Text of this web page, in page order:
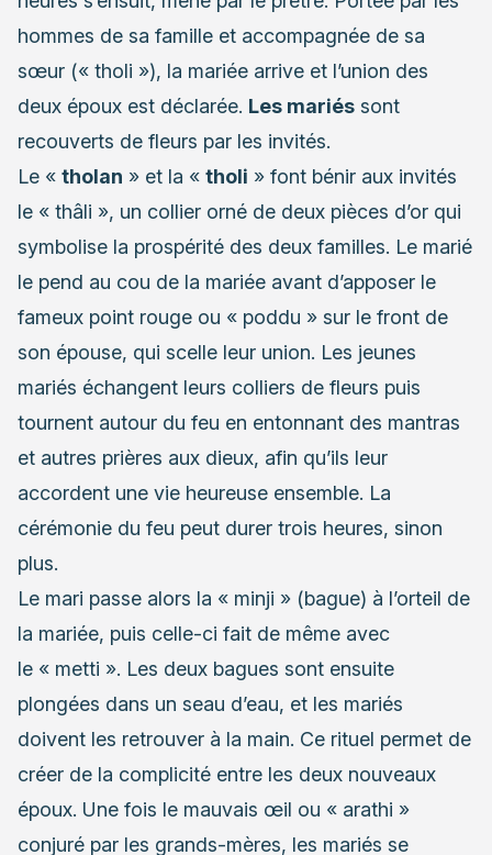
hommes de sa famille et accompagnée de sa
sœur (« tholi »), la mariée arrive et l’union des
deux époux est déclarée. Les mariés sont
recouverts de fleurs par les invités.
Le « tholan » et la « tholi » font bénir aux invités
le « thâli », un collier orné de deux pièces d’or qui
symbolise la prospérité des deux familles. Le marié
le pend au cou de la mariée avant d’apposer le
fameux point rouge ou « poddu » sur le front de
son épouse, qui scelle leur union. Les jeunes
mariés échangent leurs colliers de fleurs puis
tournent autour du feu en entonnant des mantras
et autres prières aux dieux, afin qu’ils leur
accordent une vie heureuse ensemble. La
cérémonie du feu peut durer trois heures, sinon
plus.
Le mari passe alors la « minji » (bague) à l’orteil de
la mariée, puis celle-ci fait de même avec
le « metti ». Les deux bagues sont ensuite
plongées dans un seau d’eau, et les mariés
doivent les retrouver à la main. Ce rituel permet de
créer de la complicité entre les deux nouveaux
époux. Une fois le mauvais œil ou « arathi »
conjuré par les grands-mères, les mariés se